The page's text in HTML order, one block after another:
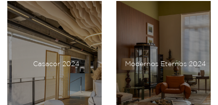
Casacor 2024 Modernos Eternos 2024